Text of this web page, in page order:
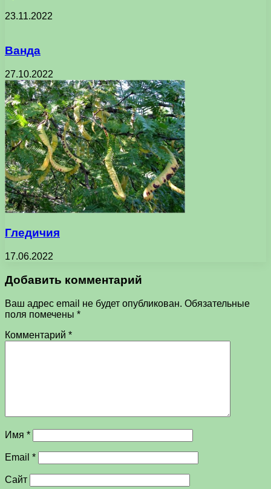
23.11.2022
Ванда
27.10.2022
Гледичия
17.06.2022
Добавить комментарий
Ваш адрес email не будет опубликован. Обязательные
поля помечены *
Комментарий *
Имя *
Email *
Сайт